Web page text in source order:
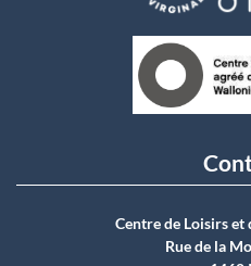
Centre de Loisirs
Rue de la